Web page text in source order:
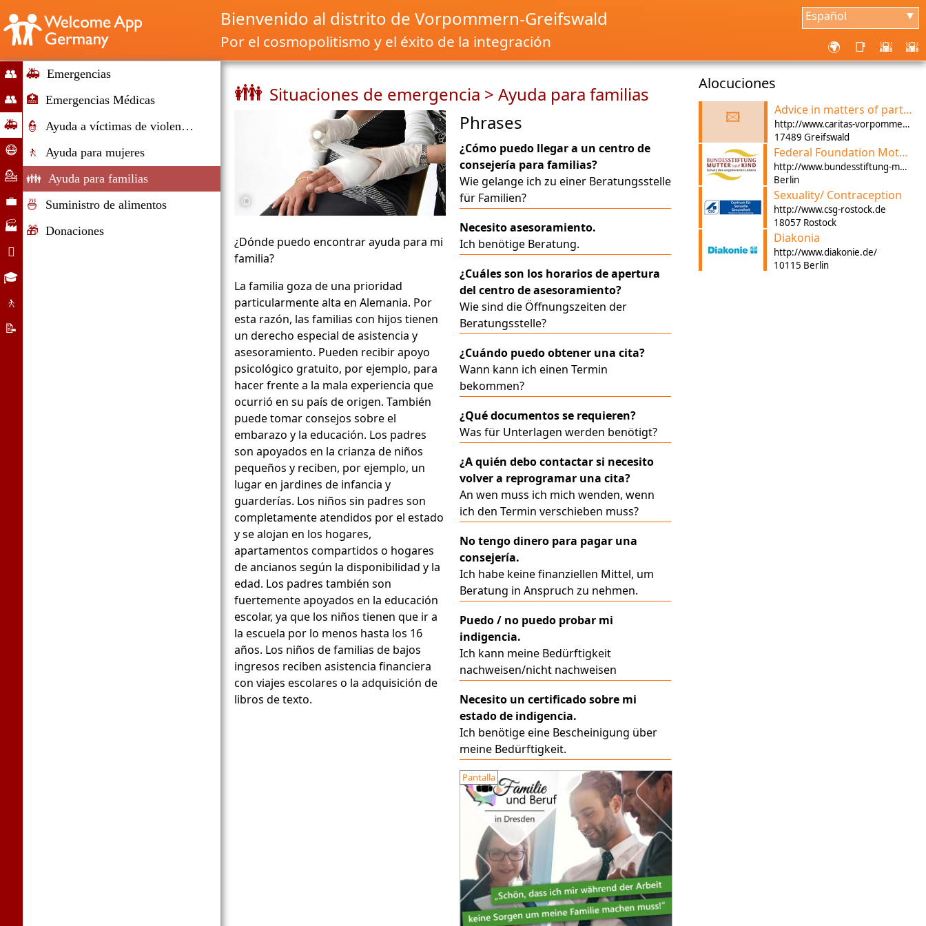
Español ▼
Bienvenido al distrito de Vorpommern-Greifswald
Por el cosmopolitismo y el éxito de la integración 🌍 📑 🌇 🌇
👥
Estreno
👥
Migración
e
Inmigración
🚑
Situaciones
de
emergencia
😷
ayuda
corona
💁
Asesoramiento
💼
Mercado
trabajo
🏭
Empresas

Vida
🎓
Oportunidades
educativas
🚶
Sistema
📝
🚑 Emergencias
🏥 Emergencias Médicas
👮
Ayuda a víctimas de violencia
🚶
Ayuda para mujeres
👪 Ayuda para familias
🍜
Suministro de alimentos
🎁 Donaciones
👪 Situaciones de emergencia > Ayuda para familias
©
¿Dónde puedo encontrar ayuda para mi
familia?
La familia goza de una prioridad
particularmente alta en Alemania. Por
esta razón, las familias con hijos tienen
un derecho especial de asistencia y
asesoramiento. Pueden recibir apoyo
psicológico gratuito, por ejemplo, para
hacer frente a la mala experiencia que
ocurrió en su país de origen. También
puede tomar consejos sobre el
embarazo y la educación. Los padres
son apoyados en la crianza de niños
pequeños y reciben, por ejemplo, un
lugar en jardines de infancia y
guarderías. Los niños sin padres son
completamente atendidos por el estado
y se alojan en los hogares,
apartamentos compartidos o hogares
de ancianos según la disponibilidad y la
edad. Los padres también son
fuertemente apoyados en la educación
escolar, ya que los niños tienen que ir a
la escuela por lo menos hasta los 16
años. Los niños de familias de bajos
ingresos reciben asistencia financiera
con viajes escolares o la adquisición de
libros de texto.
Phrases
¿Cómo puedo llegar a un centro de
consejería para familias?
Wie gelange ich zu einer Beratungsstelle
für Familien?
Necesito asesoramiento.
Ich benötige Beratung.
¿Cuáles son los horarios de apertura
del centro de asesoramiento?
Wie sind die Öffnungszeiten der
Beratungsstelle?
¿Cuándo puedo obtener una cita?
Wann kann ich einen Termin
bekommen?
¿Qué documentos se requieren?
Was für Unterlagen werden benötigt?
¿A quién debo contactar si necesito
volver a reprogramar una cita?
An wen muss ich mich wenden, wenn
ich den Termin verschieben muss?
No tengo dinero para pagar una
consejería.
Ich habe keine finanziellen Mittel, um
Beratung in Anspruch zu nehmen.
Puedo / no puedo probar mi
indigencia.
Ich kann meine Bedürftigkeit
nachweisen/nicht nachweisen
Necesito un certificado sobre mi
estado de indigencia.
Ich benötige eine Bescheinigung über
meine Bedürftigkeit.
Pantalla
Alocuciones
🖾 Advice in matters of partnership, separation, divorce, dealing
http://www.caritas-vorpommern.de
17489 Greifswald
Federal Foundation Mother and Child
http://www.bundesstiftung-mutter-und-kind.de/
Berlin
Sexuality/ Contraception
http://www.csg-rostock.de
18057 Rostock
Diakonia
http://www.diakonie.de/
10115 Berlin